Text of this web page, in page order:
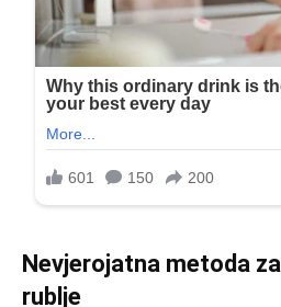
Nevjerojatna metoda
rublje